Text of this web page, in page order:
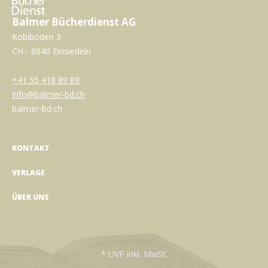
Balmer Bücherdienst AG
Kobiboden 3
CH - 8840 Einsiedeln
+41 55 418 89 89
info@balmer-bd.ch
balmer-bd.ch
KONTAKT
VERLAGE
ÜBER UNS
* UVP inkl. MwSt.